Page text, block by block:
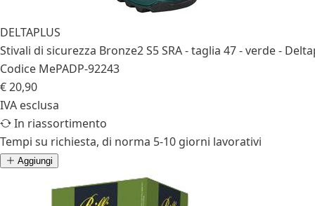
DELTAPLUS
Stivali di sicurezza Bronze2 S5 SRA - taglia 47 - verde -
Codice MePADP-92243
€ 20,90
IVA esclusa
In riassortimento
Tempi su richiesta, di norma 5-10 giorni lavorativi
Aggiungi